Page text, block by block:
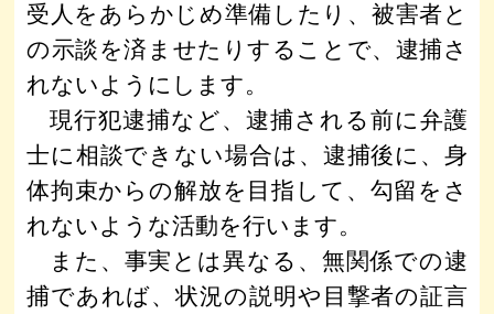
受人をあらかじめ準備したり、被害者と
の示談を済ませたりすることで、逮捕さ
れないようにします。
現行犯逮捕など、逮捕される前に弁護
士に相談できない場合は、逮捕後に、身
体拘束からの解放を目指して、勾留をさ
れないような活動を行います。
また、事実とは異なる、無関係での逮
捕であれば、状況の説明や目撃者の証言